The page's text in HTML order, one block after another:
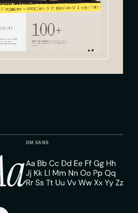
DM SANS